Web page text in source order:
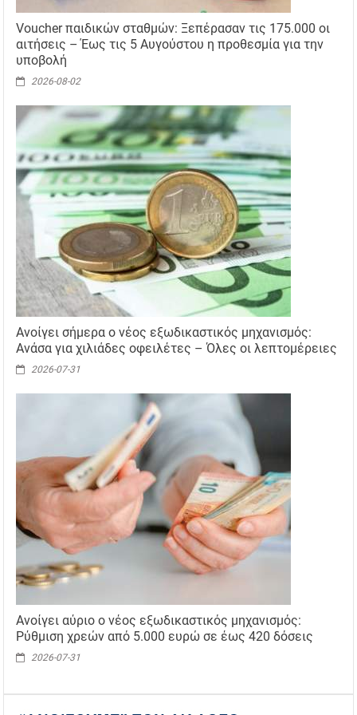
Voucher παιδικών σταθμών: Ξεπέρασαν τις 175.000 οι
αιτήσεις – Έως τις 5 Αυγούστου η προθεσμία για την
υποβολή
2026-08-02
Ανοίγει σήμερα ο νέος εξωδικαστικός μηχανισμός:
Ανάσα για χιλιάδες οφειλέτες – Όλες οι λεπτομέρειες
2026-07-31
Ανοίγει αύριο ο νέος εξωδικαστικός μηχανισμός:
Ρύθμιση χρεών από 5.000 ευρώ σε έως 420 δόσεις
2026-07-31